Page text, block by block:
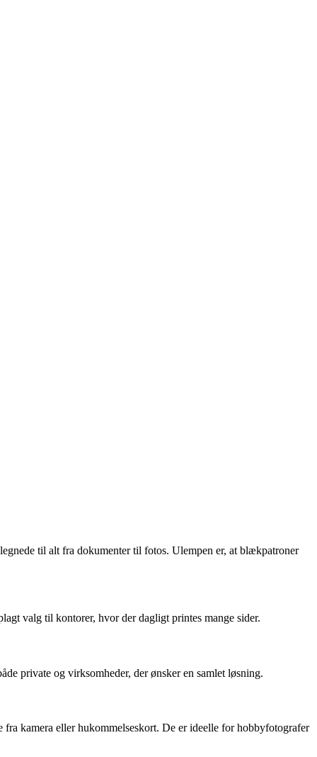
til alt fra dokumenter til fotos. Ulempen er, at blækpatroner
valg til kontorer, hvor der dagligt printes mange sider.
private og virksomheder, der ønsker en samlet løsning.
kamera eller hukommelseskort. De er ideelle for hobbyfotografer